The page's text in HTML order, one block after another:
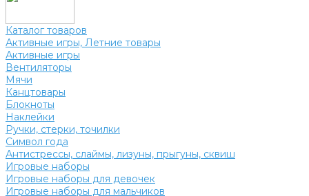
Каталог товаров
Активные игры, Летние товары
Активные игры
Вентиляторы
Мячи
Канцтовары
Блокноты
Наклейки
Ручки, стерки, точилки
Символ года
Антистрессы, слаймы, лизуны, прыгуны, сквиш
Игровые наборы
Игровые наборы для девочек
Игровые наборы для мальчиков